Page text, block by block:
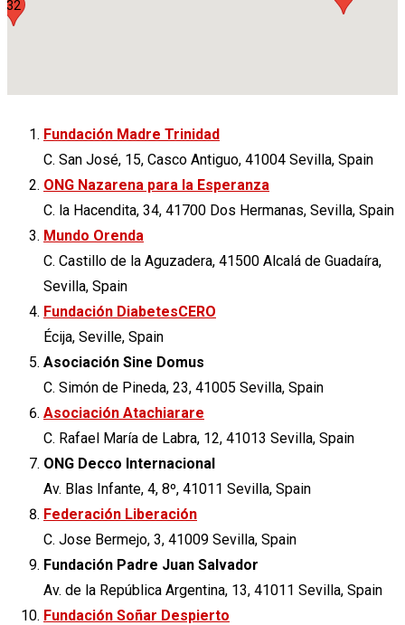
32
Fundación Madre Trinidad
C. San José, 15, Casco Antiguo, 41004 Sevilla, Spain
ONG Nazarena para la Esperanza
C. la Hacendita, 34, 41700 Dos Hermanas, Sevilla, Spain
Mundo Orenda
C. Castillo de la Aguzadera, 41500 Alcalá de Guadaíra,
Sevilla, Spain
Fundación DiabetesCERO
Écija, Seville, Spain
Asociación Sine Domus
C. Simón de Pineda, 23, 41005 Sevilla, Spain
Asociación Atachiarare
C. Rafael María de Labra, 12, 41013 Sevilla, Spain
ONG Decco Internacional
Av. Blas Infante, 4, 8º, 41011 Sevilla, Spain
Federación Liberación
C. Jose Bermejo, 3, 41009 Sevilla, Spain
Fundación Padre Juan Salvador
Av. de la República Argentina, 13, 41011 Sevilla, Spain
Fundación Soñar Despierto